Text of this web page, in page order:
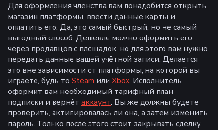
Для оформления членства вам понадобится открыть
магазин платформы, ввести данные карты и
оплатить его. Да, это самый быстрый, но не самый
выгодный способ. Дешевле можно оформить его
через продавцов с площадок, но для этого вам нужно
передать данные вашей учётной записи. Делается
это вне зависимости от платформы, на которой вы
играете, будь то Steam или Xbox. Исполнитель
оформит вам необходимый тарифный план
подписки и вернёт аккаунт. Вы же должны будете
проверить, активировалась ли она, а затем изменить
пароль. Только после этого стоит закрывать сделку.